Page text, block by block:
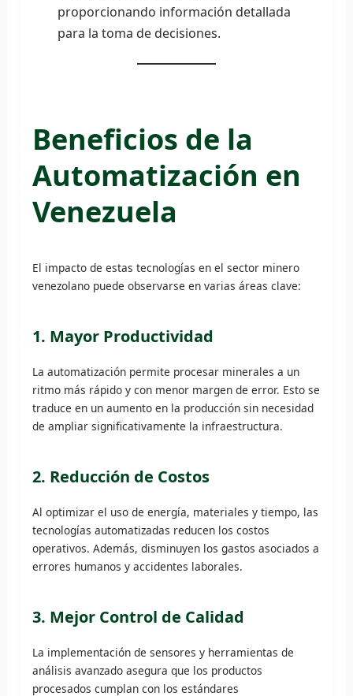
proporcionando información detallada
para la toma de decisiones.
Beneficios de la
Automatización en
Venezuela
El impacto de estas tecnologías en el sector minero
venezolano puede observarse en varias áreas clave:
1. Mayor Productividad
La automatización permite procesar minerales a un
ritmo más rápido y con menor margen de error. Esto se
traduce en un aumento en la producción sin necesidad
de ampliar significativamente la infraestructura.
2. Reducción de Costos
Al optimizar el uso de energía, materiales y tiempo, las
tecnologías automatizadas reducen los costos
operativos. Además, disminuyen los gastos asociados a
errores humanos y accidentes laborales.
3. Mejor Control de Calidad
La implementación de sensores y herramientas de
análisis avanzado asegura que los productos
procesados cumplan con los estándares